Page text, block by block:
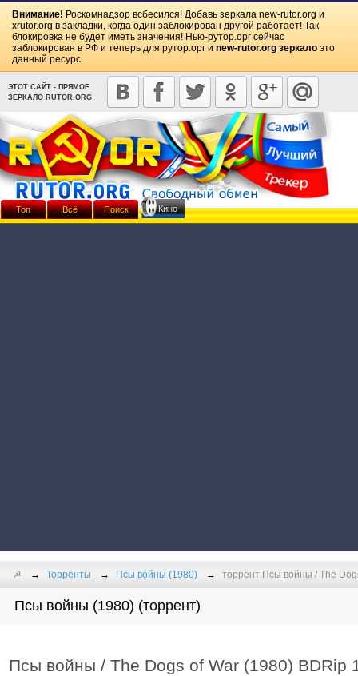
Внимание! Роскомнадзор всбесился! Добавь зеркала new-rutor.org и
xrutor.org в закладки, когда один заблокирован другой работает! Так
блокировка не будет иметь значения! Нью-рутор.орг сейчас
заблокирован в РФ и теперь для рутор.орг и new-rutor.org зеркало это
данный ресурс
ЭТОТ САЙТ - ПРЯМОЕ
ЗЕРКАЛО RUTOR.ORG
☭ Торренты Псы войны (1980) торрент Псы войны / The
Псы войны (1980) (торрент)
Псы войны / The Dogs of War (1980) BDRip